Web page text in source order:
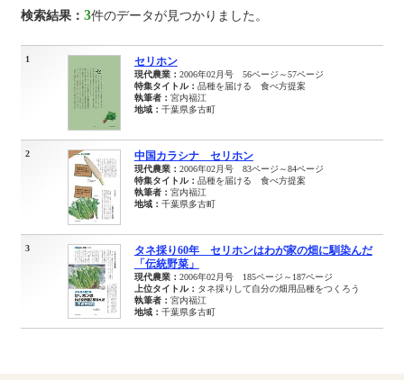
検索結果： 3件のデータが見つかりました。
1 セリホン
現代農業： 2006年02月号 56ページ～57ページ
特集タイトル： 品種を届ける 食べ方提案
執筆者： 宮内福江
地域： 千葉県多古町
2 中国カラシナ セリホン
現代農業： 2006年02月号 83ページ～84ページ
特集タイトル： 品種を届ける 食べ方提案
執筆者： 宮内福江
地域： 千葉県多古町
3
タネ採り60年 セリホンはわが家の畑に馴染んだ
「伝統野菜」
現代農業： 2006年02月号 185ページ～187ページ
上位タイトル： タネ採りして自分の畑用品種をつくろう
執筆者： 宮内福江
地域： 千葉県多古町